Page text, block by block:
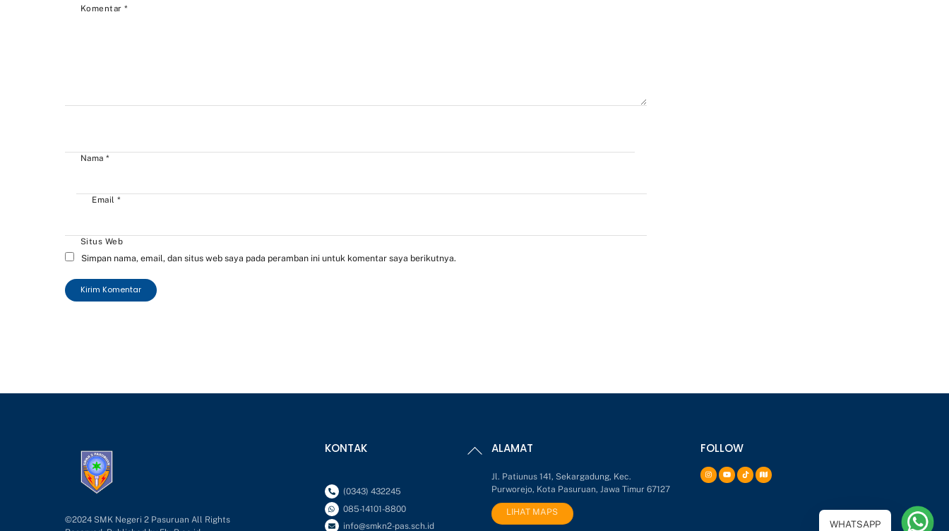
WHATSAPP
Komentar*
Nama*
Email*
Situs Web
Simpan nama, email, dan situs web saya pada peramban ini untuk komentar saya berikutnya.
Back
To
©2024 SMK Negeri 2 Pasuruan All Rights
KONTAK
(0343) 432245
085-14101-8800
info@smkn2-pas.sch.id
ALAMAT
Jl. Patiunus 141, Sekargadung, Kec.
Purworejo, Kota Pasuruan, Jawa Timur 67127
LIHAT MAPS
FOLLOW